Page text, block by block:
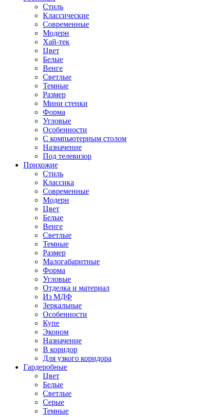
Стиль
Классические
Современные
Модерн
Хай-тек
Цвет
Белые
Венге
Светлые
Темные
Размер
Мини стенки
Форма
Угловые
Особенности
С компьютерным столом
Назначение
Под телевизор
Прихожие
Стиль
Классика
Современные
Модерн
Цвет
Белые
Венге
Светлые
Темные
Размер
Малогабаритные
Форма
Угловые
Отделка и материал
Из МДФ
Зеркальные
Особенности
Купе
Эконом
Назначение
В коридор
Для узкого коридора
Гардеробные
Цвет
Белые
Светлые
Серые
Темные